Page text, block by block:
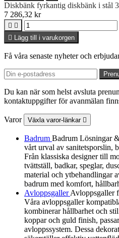
Diskbänk fyrkantig diskbänk i stål
7 286,32 kr
 
 Lägg till i varukorgen
Få våra senaste nyheter och
Du kan när som helst avsluta
kontaktuppgifter för avanmälan
Varor Växla varor-länkar 
Badrum Badrum Lösningar
vårt urval av sanitetsporslin,
Från klassiska designer till
tvättställ, badkar, speglar,
material och ytbehandlingar
badrum med komfort,
AvloppsgallerAvloppsgaller
Våra avloppsgaller
kombinerar hållbarhet och
koppar och guld finish,
avloppssystem. Dessa